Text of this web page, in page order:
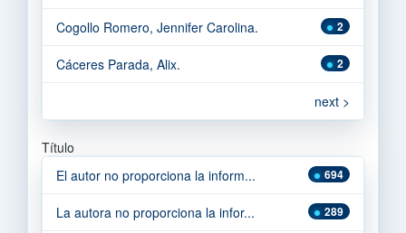
2
Cogollo Romero, Jennifer Carolina.
2
Cáceres Parada, Alix.
next >
Título
694
El autor no proporciona la inform...
289
La autora no proporciona la infor...